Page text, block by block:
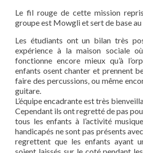
Le fil rouge de cette mission
groupe est Mowgli et sert de base
Les étudiants ont un bilan très
expérience à la maison sociale
fonctionne encore mieux qu’à
enfants osent chanter et prennent
faire des percussions, ou même
guitare.
L’équipe encadrante est très
Cependant ils ont regretté de pas
tous les enfants à l’activité
handicapés ne sont pas présents
regrettent que les enfants ayant